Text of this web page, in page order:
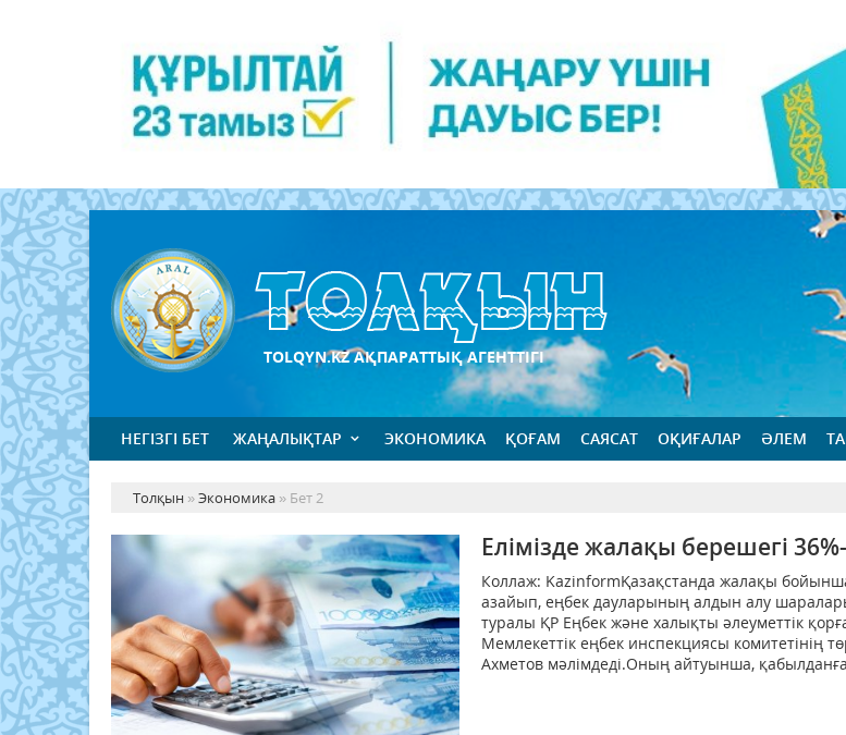
TOLQYN.KZ АҚПАРАТТЫҚ АГЕНТТІГІ
НЕГІЗГІ БЕТ ЖАҢАЛЫҚТАР ЭКОНОМИКА ҚОҒАМ САЯСАТ ОҚИҒАЛАР ӘЛЕМ
Толқын »Экономика » Бет 2
Елімізде жалақы берешегі
Коллаж: KazinformҚазақстанда жалақы
азайып, еңбек дауларының алдын алу
туралы ҚР Еңбек және халықты әлеуметтік
Мемлекеттік еңбек инспекциясы комитетінің
Ахметов мәлімдеді.Оның айтуынша,